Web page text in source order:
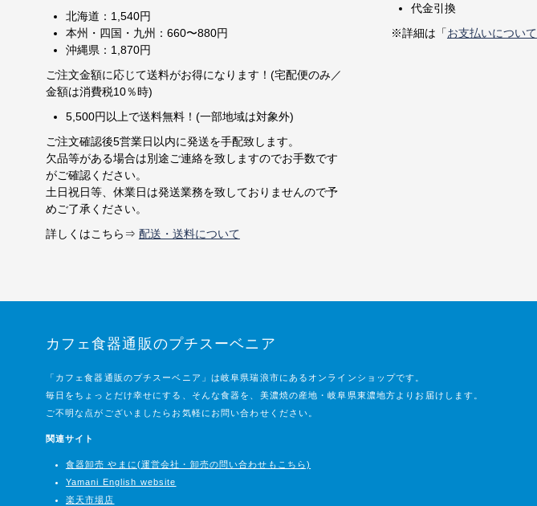
北海道：1,540円
本州・四国・九州：660〜880円
沖縄県：1,870円
ご注文金額に応じて送料がお得になります！(宅配便のみ／
金額は消費税10％時)
5,500円以上で送料無料！(一部地域は対象外)
ご注文確認後5営業日以内に発送を手配致します。
欠品等がある場合は別途ご連絡を致しますのでお手数です
がご確認ください。
土日祝日等、休業日は発送業務を致しておりませんので予
めご了承ください。
詳しくはこちら⇒ 配送・送料について
代金引換
※詳細は「お支払いについて
カフェ食器通販のプチスーベニア
「カフェ食器通販のプチスーベニア」は岐阜県瑞浪市にあるオンラインショップです。
毎日をちょっとだけ幸せにする、そんな食器を、美濃焼の産地・岐阜県東濃地方よりお届けします。
ご不明な点がございましたらお気軽にお問い合わせください。
関連サイト
食器卸売 やまに(運営会社・卸売の問い合わせもこちら)
Yamani English website
楽天市場店